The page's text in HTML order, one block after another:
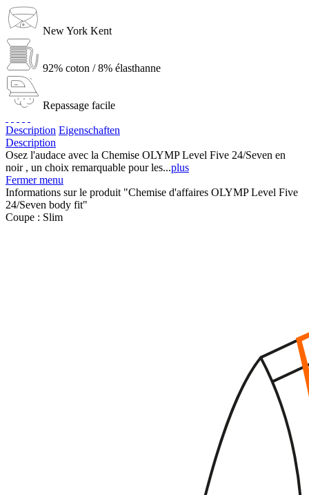
New York Kent
92% coton / 8% élasthanne
Repassage facile
Description Eigenschaften
Description
Osez l'audace avec la Chemise OLYMP Level Five 24/Seven en
noir , un choix remarquable pour les...plus
Fermer menu
Informations sur le produit "Chemise d'affaires OLYMP Level Five
24/Seven body fit"
Coupe : Slim